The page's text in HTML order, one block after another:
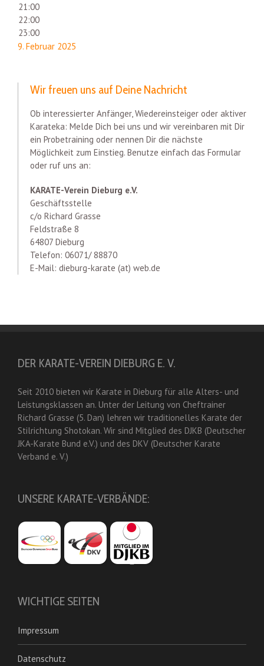
21:00
22:00
23:00
9. Februar 2025
Wir freuen uns auf Deine Nachricht
Ob interessierter Anfänger, Wiedereinsteiger oder aktiver
Karateka: Melde Dich bei uns und wir vereinbaren mit Dir
ein Probetraining oder nennen Dir die nächste
Möglichkeit zum Einstieg. Benutze einfach das Formular
oder ruf uns an:
KARATE-Verein Dieburg e.V.
Geschäftsstelle
c/o Richard Grasse
Feldstraße 8
64807 Dieburg
Telefon: 06071/ 88870
E-Mail: dieburg-karate (at) web.de
DER KARATE-VEREIN DIEBURG E. V.
Seit 2010 bieten wir Karate in Dieburg für alle Alters- und
Leistungsklassen an. Unter der Leitung von Cheftrainer
Richard Grasse (5. Dan) lehren wir traditionelles Karate der
Stilrichtung Shotokan. Wir sind Mitglied des DJKB (Deutscher
JKA-Karate Bund e.V.) und des DKV (Deutscher Karate
Verband e. V.)
UNSERE KARATE-VERBÄNDE:
WICHTIGE SEITEN
Impressum
Datenschutz